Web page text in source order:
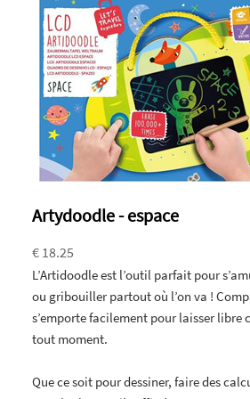
Artydoodle - espace
€ 18.25
L’Artidoodle est l’outil parfait pour
ou gribouiller partout où l’on va !
s’emporte facilement pour laisser libre
tout moment.
Que ce soit pour dessiner, faire des